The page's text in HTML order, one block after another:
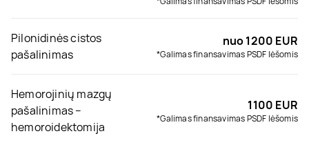
Pilonidinės cistos
pašalinimas
nuo 1200 EUR
*Galimas finansavimas PSDF lėšomis
Hemorojinių mazgų
pašalinimas –
hemoroidektomija
1100 EUR
*Galimas finansavimas PSDF lėšomis